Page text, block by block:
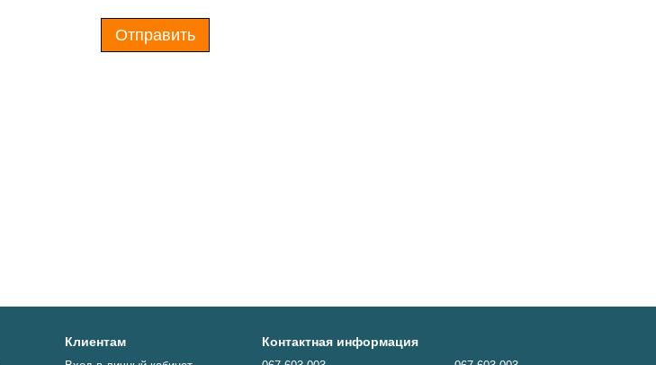
Отправить
Клиентам Контактная информация